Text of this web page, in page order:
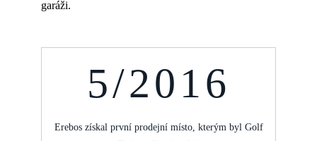
5/2016
Erebos získal první prodejní místo, kterým byl Golf